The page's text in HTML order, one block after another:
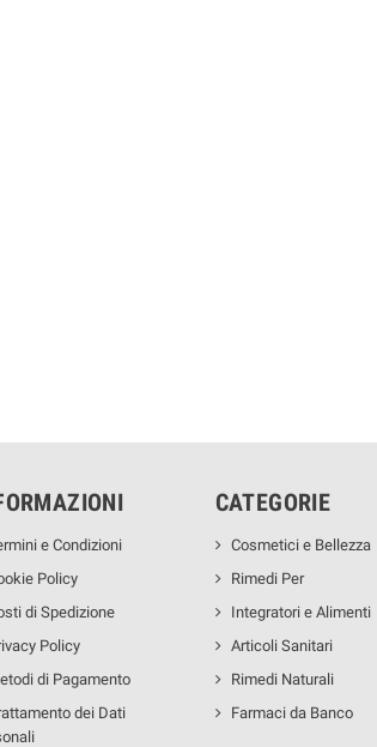
e Condizioni
Policy
di Spedizione
Policy
di Pagamento
dei Dati
CATEGORIE
Cosmetici e Bellezza
Rimedi Per
Integratori e Alimenti
Articoli Sanitari
Rimedi Naturali
Farmaci da Banco